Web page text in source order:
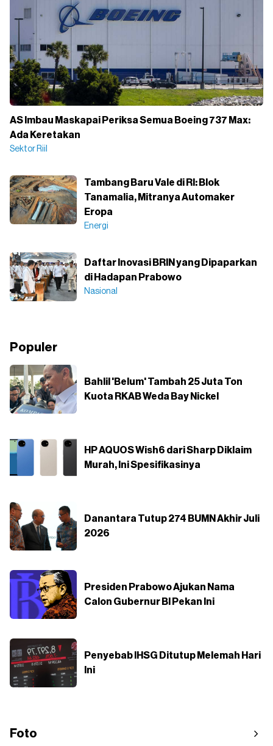
AS Imbau Maskapai Periksa Semua Boeing 737 Max:
Ada Keretakan
Sektor Riil
Tambang Baru Vale di RI: Blok
Tanamalia, Mitranya Automaker
Eropa
Energi
Daftar Inovasi BRIN yang Dipaparkan
di Hadapan Prabowo
Nasional
Populer
Bahlil 'Belum' Tambah 25 Juta Ton
Kuota RKAB Weda Bay Nickel
HP AQUOS Wish6 dari Sharp Diklaim
Murah, Ini Spesifikasinya
Danantara Tutup 274 BUMN Akhir Juli
2026
Presiden Prabowo Ajukan Nama
Calon Gubernur BI Pekan Ini
Penyebab IHSG Ditutup Melemah Hari
Ini
Foto